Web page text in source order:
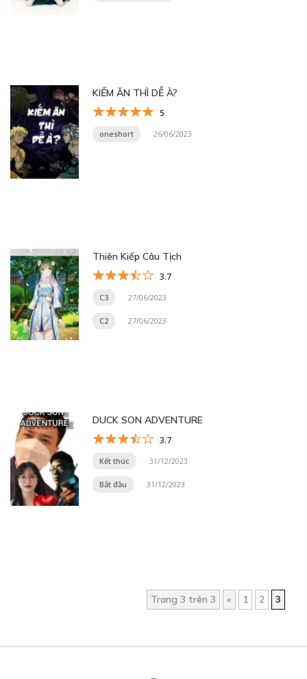
KIẾM ĂN THÌ DỄ À?
5
oneshort 26/06/2023
Thiên Kiếp Câu Tịch
3.7
C3 27/06/2023
C2 27/06/2023
DUCK SON ADVENTURE
3.7
Kết thúc 31/12/2023
Bắt đầu 31/12/2023
Trang 3 trên 3 « 1 2 3